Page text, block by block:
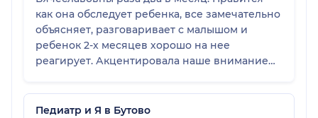
как она обследует ребенка, все замечательно
объясняет, разговаривает с малышом и
ребенок 2-х месяцев хорошо на нее
реагирует. Акцентировала наше внимание
увидели результат спустя время. Поэтому мы
довольны и этому доктору доверяем.
Педиатр и Я в Бутово